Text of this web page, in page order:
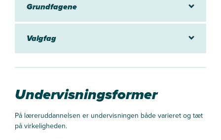
Grundfagene
Valgfag
Undervisningsformer
På læreruddannelsen er undervisningen både varieret og tæt
på virkeligheden.